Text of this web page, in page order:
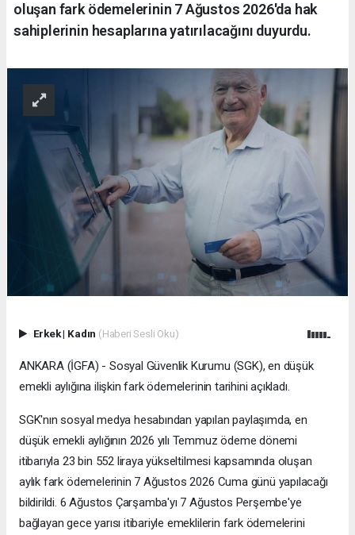
oluşan fark ödemelerinin 7 Ağustos 2026'da hak
sahiplerinin hesaplarına yatırılacağını duyurdu.
Erkek| Kadın (Haberi Sesli Oku)
ANKARA (İGFA) - Sosyal Güvenlik Kurumu (SGK), en düşük
emekli aylığına ilişkin fark ödemelerinin tarihini açıkladı.
SGK'nın sosyal medya hesabından yapılan paylaşımda, en
düşük emekli aylığının 2026 yılı Temmuz ödeme dönemi
itibarıyla 23 bin 552 liraya yükseltilmesi kapsamında oluşan
aylık fark ödemelerinin 7 Ağustos 2026 Cuma günü yapılacağı
bildirildi. 6 Ağustos Çarşamba'yı 7 Ağustos Perşembe'ye
bağlayan gece yarısı itibariyle emeklilerin fark ödemelerini